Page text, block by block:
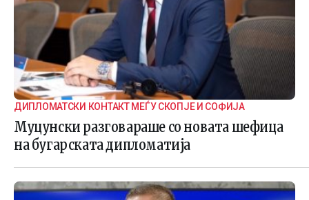
ДИПЛОМАТСКИ КОНТАКТ МЕЃУ СКОПЈЕ И СОФИЈА
Муцунски разговараше со новата шефица
на бугарската дипломатија